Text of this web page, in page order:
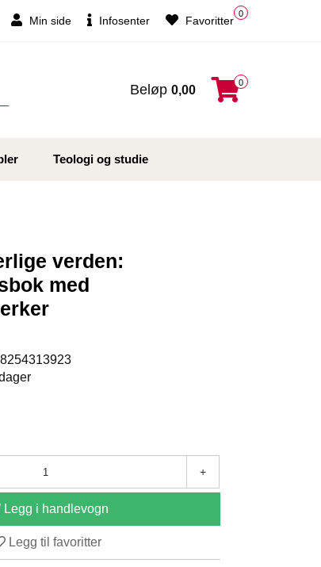
Min side Infosenter
0
Favoritter
Beløp 0,00
0
Teologi og studie
verden:
med
+
Legg i handlevogn
Legg til favoritter